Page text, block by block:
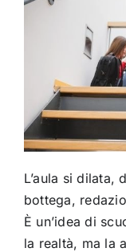
L’aula si dilata,
bottega,
È un’idea di
la realtà, ma la